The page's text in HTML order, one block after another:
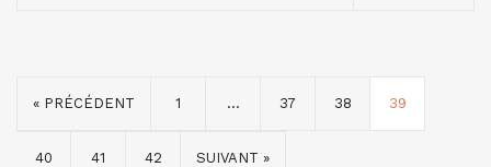
« PRÉCÉDENT 1 … 37 38 39
40 41 42 SUIVANT »